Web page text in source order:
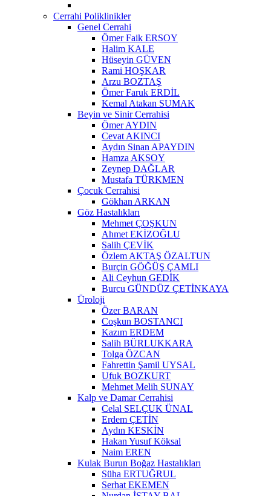
Cerrahi Poliklinikler
Genel Cerrahi
Ömer Faik ERSOY
Halim KALE
Hüseyin GÜVEN
Rami HOŞKAR
Arzu BOZTAŞ
Ömer Faruk ERDİL
Kemal Atakan SUMAK
Beyin ve Sinir Cerrahisi
Ömer AYDIN
Cevat AKINCI
Aydın Sinan APAYDIN
Hamza AKSOY
Zeynep DAĞLAR
Mustafa TÜRKMEN
Çocuk Cerrahisi
Gökhan ARKAN
Göz Hastalıkları
Mehmet ÇOŞKUN
Ahmet EKİZOĞLU
Salih ÇEVİK
Özlem AKTAŞ ÖZALTUN
Burçin GÖĞÜŞ ÇAMLI
Ali Ceyhun GEDİK
Burcu GÜNDÜZ ÇETİNKAYA
Üroloji
Özer BARAN
Coşkun BOSTANCI
Kazım ERDEM
Salih BÜRLUKKARA
Tolga ÖZCAN
Fahrettin Şamil UYSAL
Ufuk BOZKURT
Mehmet Melih SUNAY
Kalp ve Damar Cerrahisi
Celal SELÇUK ÜNAL
Erdem ÇETİN
Aydın KESKİN
Hakan Yusuf Köksal
Naim EREN
Kulak Burun Boğaz Hastalıkları
Süha ERTUĞRUL
Serhat EKEMEN